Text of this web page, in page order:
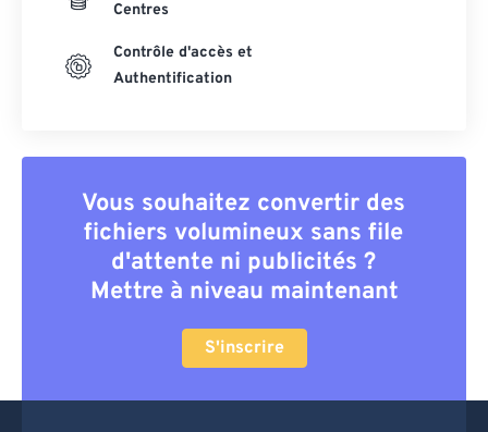
Centres
Contrôle d'accès et
Authentification
Vous souhaitez convertir des
fichiers volumineux sans file
d'attente ni publicités ?
Mettre à niveau maintenant
S'inscrire